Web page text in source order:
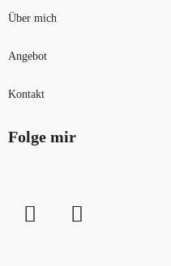
Über mich
Angebot
Kontakt
Folge mir